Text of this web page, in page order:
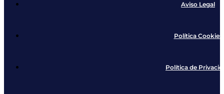
Aviso Legal
Política Cookies
Política de